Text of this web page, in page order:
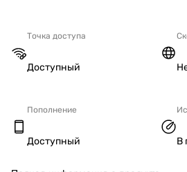
Точка доступа
Доступный
Пополнение
Доступный В